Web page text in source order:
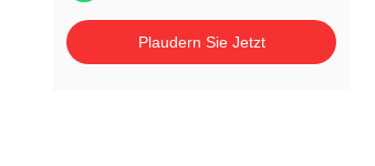
Plaudern Sie Jetzt